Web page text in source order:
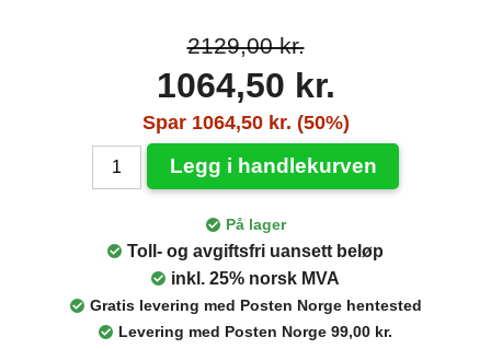
2129,00 kr.
1064,50 kr.
Spar 1064,50 kr. (50%)
Legg i handlekurven
På lager
Toll- og avgiftsfri uansett beløp
inkl. 25% norsk MVA
Gratis levering med Posten Norge hentested
Levering med Posten Norge 99,00 kr.